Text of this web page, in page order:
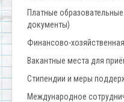
Платные
документы)
Финансово-
Вакантные места для
Стипендии и меры
Международное